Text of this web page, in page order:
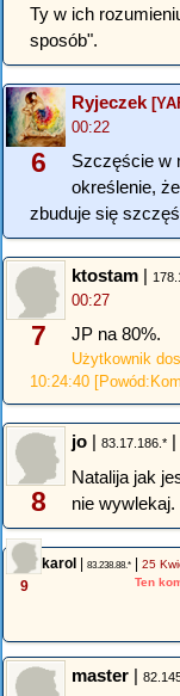
Ty w ich
sposób".
6
Ryjeczek
00:22
Szczęście w
określenie,
zbuduje się
7
ktostam |
00:27
JP na 80%.
Użytkownik
10:24:40
8
jo | 83.17.186.* |
Natalija jak
nie wywlekaj.
9
karol 83.238.88.*
25
Ten
master |